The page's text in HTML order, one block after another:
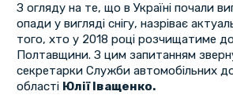
З огляду на те, що в Україні почали
опади у вигляді снігу, назріває
того, хто у 2018 році розчищатиме
Полтавщини. З цим запитанням
секретарки Служби автомобільних
області Юлії Іващенко.